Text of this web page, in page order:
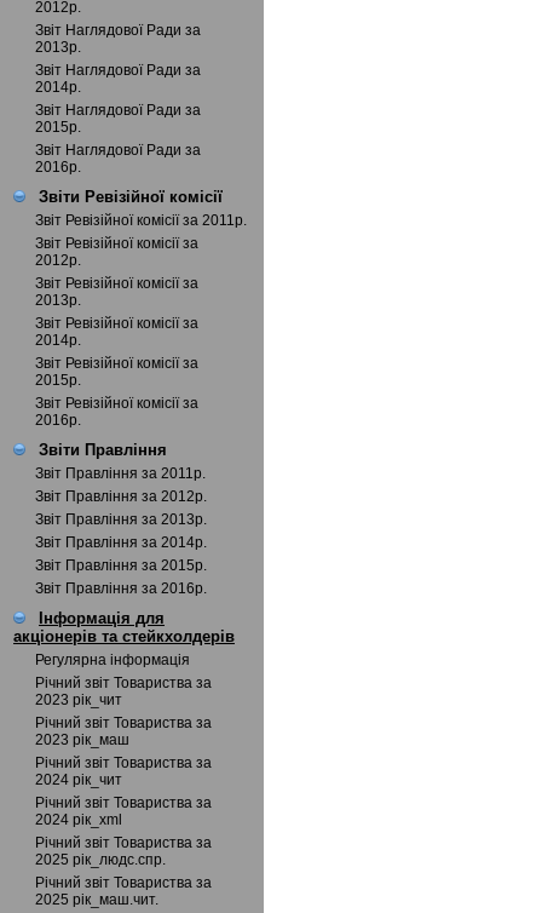
2012р.
Звіт Наглядової Ради за
2013р.
Звіт Наглядової Ради за
2014р.
Звіт Наглядової Ради за
2015р.
Звіт Наглядової Ради за
2016р.
Звіти Ревізійної комісії
Звіт Ревізійної комісії за 2011р.
Звіт Ревізійної комісії за
2012р.
Звіт Ревізійної комісії за
2013р.
Звіт Ревізійної комісії за
2014р.
Звіт Ревізійної комісії за
2015р.
Звіт Ревізійної комісії за
2016р.
Звіти Правління
Звіт Правління за 2011р.
Звіт Правління за 2012р.
Звіт Правління за 2013р.
Звіт Правління за 2014р.
Звіт Правління за 2015р.
Звіт Правління за 2016р.
Інформація для
акціонерів та стейкхолдерів
Регулярна інформація
Річний звіт Товариства за
2023 рік_чит
Річний звіт Товариства за
2023 рік_маш
Річний звіт Товариства за
2024 рік_чит
Річний звіт Товариства за
2024 рік_xml
Річний звіт Товариства за
2025 рік_людс.спр.
Річний звіт Товариства за
2025 рік_маш.чит.